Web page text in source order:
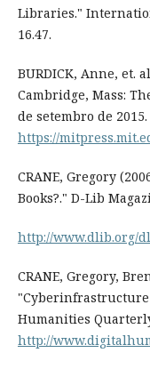
Libraries."
16.47.
BURDICK, Anne, et.
Cambridge, Mass:
de setembro de 2015.
https://
CRANE, Gregory
Books?." D-Lib
http://www.dlib.org/
CRANE, Gregory,
"Cyberinfrastructure
Humanities
http://